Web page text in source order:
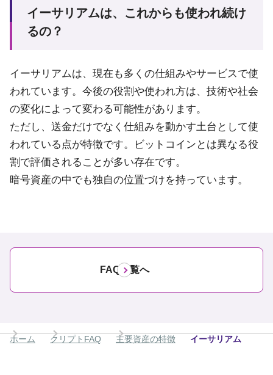
イーサリアムは、これからも使われ続け
るの？
イーサリアムは、現在も多くの仕組みやサービスで使
われています。今後の役割や使われ方は、技術や社会
の変化によって変わる可能性があります。
ただし、送金だけでなく仕組みを動かす土台として使
われている点が特徴です。ビットコインとは異なる役
割で評価されることが多い存在です。
暗号資産の中でも独自の位置づけを持っています。
FAQ一覧へ
ホーム クリプトFAQ 主要資産の特徴 イーサリアム